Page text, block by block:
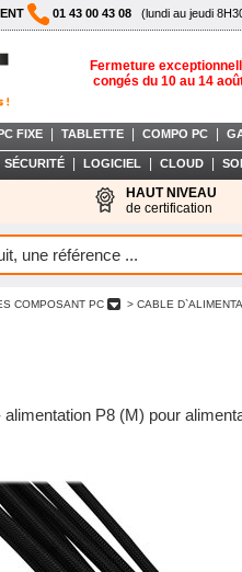
01 43 00 43 08 (lundi au jeudi
Fermeture
congés du 10 au 14
FIXE TABLETTE COMPO PC
SÉCURITÉ LOGICIEL CLOUD
HAUT NIVEAU
de certification
COMPOSANT PC > CABLE
P8 (M) pour